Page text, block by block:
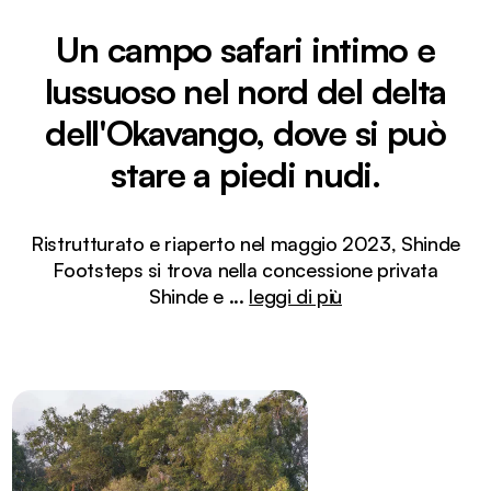
Un campo safari intimo e
lussuoso nel nord del delta
dell'Okavango, dove si può
stare a piedi nudi.
Ristrutturato e riaperto nel maggio 2023, Shinde
Footsteps si trova nella concessione privata
Shinde e ... leggi di più